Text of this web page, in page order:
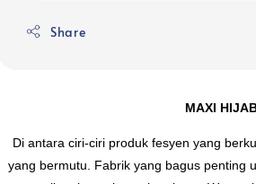
Share
MAXI
Di antara ciri-ciri produk fesyen yang
yang bermutu. Fabrik yang bagus penting